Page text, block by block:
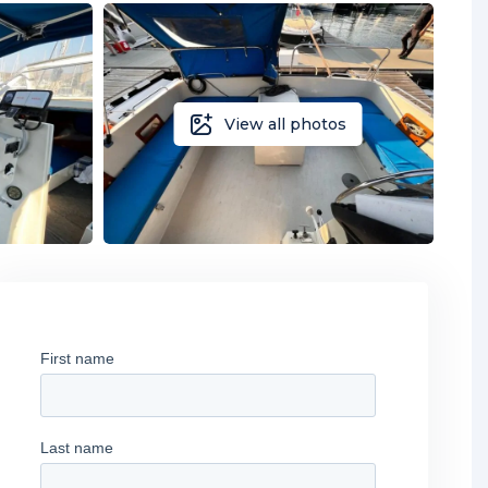
View all photos